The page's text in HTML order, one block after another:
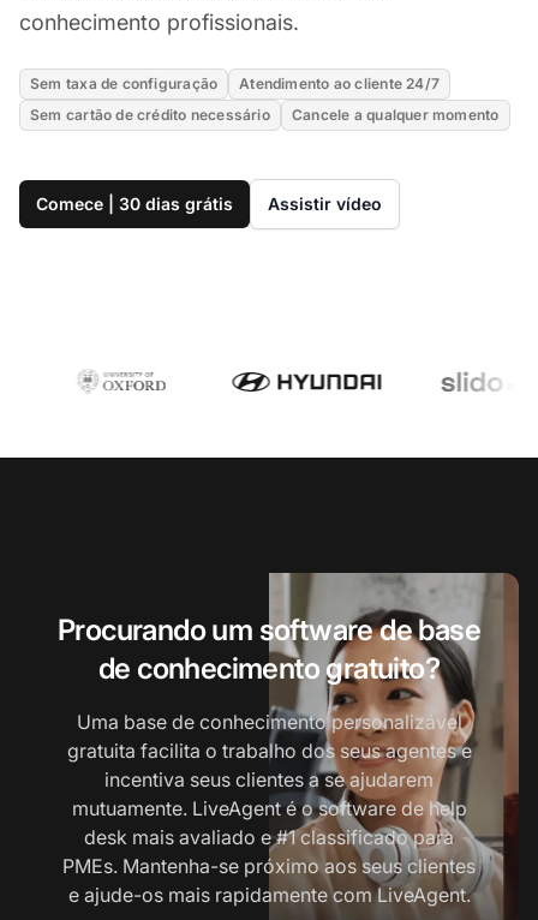
conhecimento profissionais.
Sem taxa de configuração
Atendimento ao cliente 24/7
Sem cartão de crédito necessário
Cancele a qualquer momento
Comece | 30 dias grátis Assistir vídeo
Procurando um software de base
de conhecimento gratuito?
Uma base de conhecimento personalizável
gratuita facilita o trabalho dos seus agentes e
incentiva seus clientes a se ajudarem
mutuamente. LiveAgent é o software de help
desk mais avaliado e #1 classificado para
PMEs. Mantenha-se próximo aos seus clientes
e ajude-os mais rapidamente com LiveAgent.